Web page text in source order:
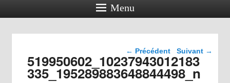
Menu
Navigation dans les
images
← Précédent Suivant →
519950602_10237943012183
335_195289883648844498_n